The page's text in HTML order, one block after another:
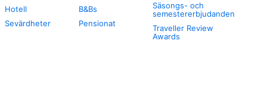
Hotell
Sevärdheter
B&Bs
Pensionat
Säsongs- och
semestererbjudanden
Traveller Review
Awards